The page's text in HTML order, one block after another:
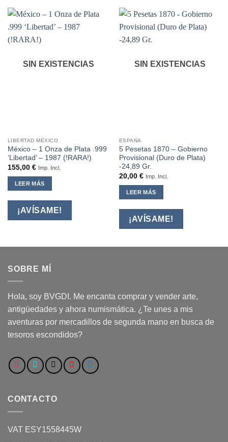
SIN EXISTENCIAS
LIBERTAD MÉXICO
México – 1 Onza de Plata .999
‘Libertad’ – 1987 (!RARA!)
155,00 € Imp. Incl.
LEER MÁS
¡AVÍSAME!
SIN EXISTENCIAS
ESPAÑA
5 Pesetas 1870 – Gobierno
Provisional (Duro de Plata)
-24,89 Gr.
20,00 € Imp. Incl.
LEER MÁS
¡AVÍSAME!
SOBRE MÍ
Hola, soy BVGDI. Me encanta comprar y vender arte,
antigüedades y ahora numismática. ¿Te unes a mis
aventuras por mercadillos de segunda mano en busca de
tesoros escondidos?
CONTACTO
VAT ESY1558445W